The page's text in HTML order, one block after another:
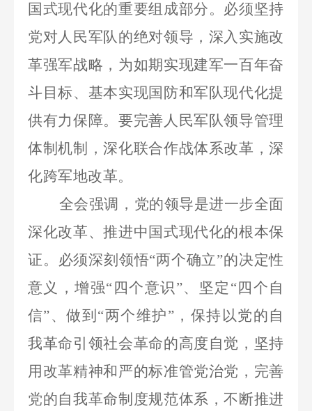
国式现代化的重要组成部分。必须坚持
党对人民军队的绝对领导，深入实施改
革强军战略，为如期实现建军一百年奋
斗目标、基本实现国防和军队现代化提
供有力保障。要完善人民军队领导管理
体制机制，深化联合作战体系改革，深
化跨军地改革。
全会强调，党的领导是进一步全面
深化改革、推进中国式现代化的根本保
证。必须深刻领悟“两个确立”的决定性
意义，增强“四个意识”、坚定“四个自
信”、做到“两个维护”，保持以党的自
我革命引领社会革命的高度自觉，坚持
用改革精神和严的标准管党治党，完善
党的自我革命制度规范体系，不断推进